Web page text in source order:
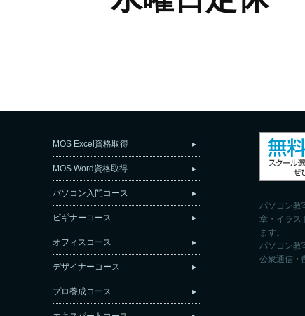
MOS Excel資格取得
MOS Word資格取得
パソコン入門コース
ビギナーコース
オフィスコース
デザイナーコース
プロ養成コース
パソコン教
章・イラス
ます。
パソコン教
公衆通信・